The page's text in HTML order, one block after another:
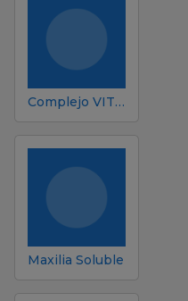
Complejo VIT-MIN Porcinos Plus Concentrado
Maxilia Soluble